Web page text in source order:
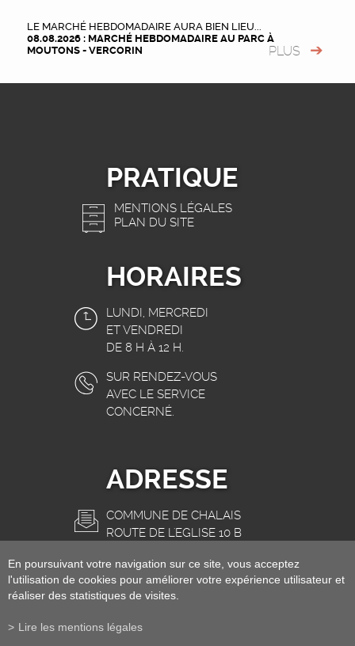
LE MARCHÉ HEBDOMADAIRE AURA BIEN LIEU...
08.08.2026 : MARCHÉ HEBDOMADAIRE AU PARC À
MOUTONS - VERCORIN
PLUS
PRATIQUE
MENTIONS LÉGALES
PLAN DU SITE
HORAIRES
LUNDI, MERCREDI
ET VENDREDI
DE 8 H À 12 H.
SUR RENDEZ-VOUS
AVEC LE SERVICE
CONCERNÉ.
ADRESSE
COMMUNE DE CHALAIS
ROUTE DE L'EGLISE 10 B
INFO@CHALAIS.CH
En poursuivant votre navigation sur ce site, vous acceptez
l'utilisation de cookies pour améliorer votre expérience utilisateur et
réaliser des statistiques de visites.
Lire les mentions légales